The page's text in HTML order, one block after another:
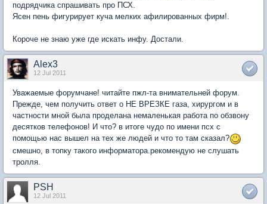
подрядчика спрашивать про ПСХ.
Ясен пень фигурирует куча мелких афилированных фирм!.
Короче не знаю уже где искать инфу. Достали.
Alex3
12 Jul 2011
Уважаемые форумчане! читайте пжл-та внимательней форум.
Прежде, чем получить ответ о НЕ ВРЕЗКЕ газа, хирургом и в
частности мной была проделана немаленькая работа по обзвону
десятков телефонов! И что? в итоге чудо по имени псх с
помощью нас вышел на тех же людей и что то там сказал?
смешно, в топку такого информатора.рекомендую не слушать
тролля.
PSH
12 Jul 2011